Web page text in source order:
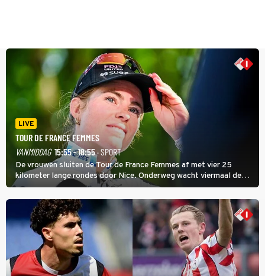
LIVE
TOUR DE FRANCE FEMMES
VANMIDDAG 15:55 - 18:55· SPORT
De vrouwen sluiten de Tour de France Femmes af met vier 25
kilometer lange rondes door Nice. Onderweg wacht viermaal de
zware Col d'Èze. Aan de finish op de Promenade des Anglais krijgt
de eindwinnaar de laatste gele trui.